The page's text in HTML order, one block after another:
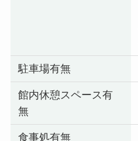
駐車場有無
館内休憩スペース有
無
食事処有無